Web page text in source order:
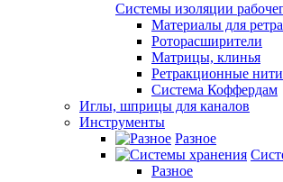
Системы изоляции
Материалы для
Роторасширители
Матрицы, клинья
Ретракционные нити
Система Коффердам
Иглы, шприцы для каналов
Инструменты
Разное
Разное